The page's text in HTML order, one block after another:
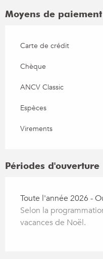
Moyens de paiement
Carte de crédit
Chèque
ANCV Classic
Espèces
Virements
Périodes d'ouverture
Toute l'année 2026 -
Selon la
vacances de Noël.